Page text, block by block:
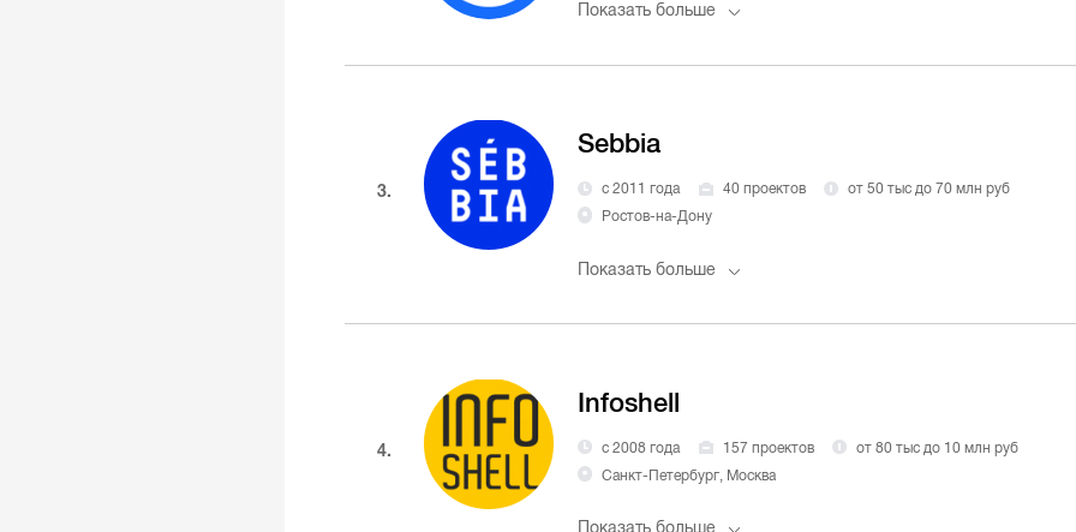
Показать больше
3.
Sebbia
с 2011 года 40 проектов
от 50 тыс до 70 млн руб
Ростов-на-Дону
Показать больше
4.
Infoshell
с 2008 года 157 проектов
от 80 тыс до 10 млн руб
Санкт-Петербург, Москва
Показать больше